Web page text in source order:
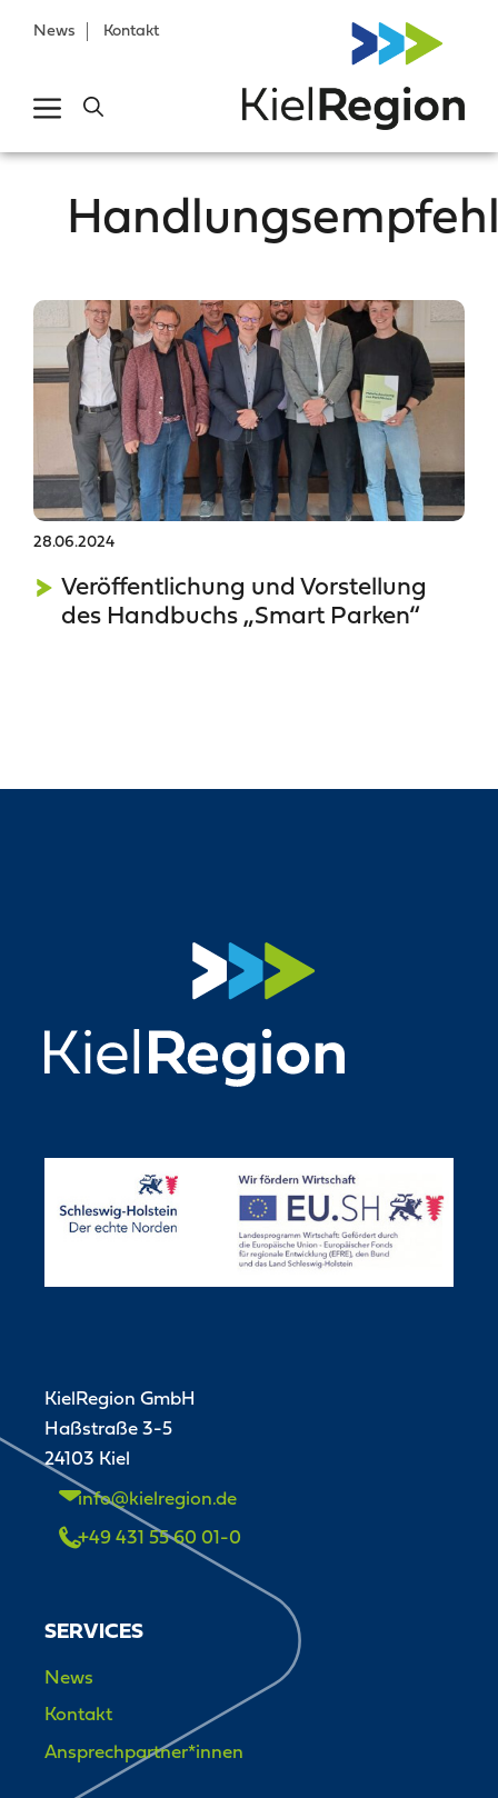
News Kontakt
Veröffentlichung und Vorstellung
des Handbuchs „Smart Parken“
28.06.2024
KielRegion GmbH
Haßstraße 3-5
24103 Kiel
info@kielregion.de
+49 431 55 60 01-0
SERVICES
News
Kontakt
Ansprechpartner*innen